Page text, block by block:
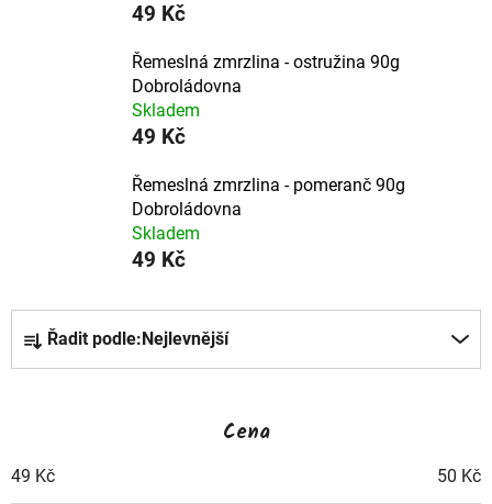
49 Kč
Řemeslná zmrzlina - ostružina 90g
Dobroládovna
Skladem
49 Kč
Řemeslná zmrzlina - pomeranč 90g
Dobroládovna
Skladem
49 Kč
Ř
a
e
Řadit podle: Nejlevnější
Cena
49 Kč 50 Kč